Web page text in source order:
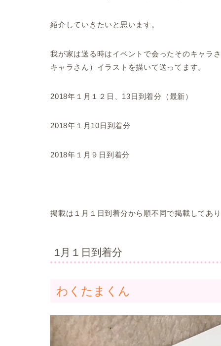
紹介していきたいと思います。
我が家は送る時はイベントで会ったそのキャラ
キャラさん）イラストを描いて送ってます。
2018年１月１２日、13日到着分（最新）
2018年１月10日到着分
2018年１月９日到着分
掲載は１月１日到着分から順不同で掲載してあ
1月１日到着分
わくたまくん